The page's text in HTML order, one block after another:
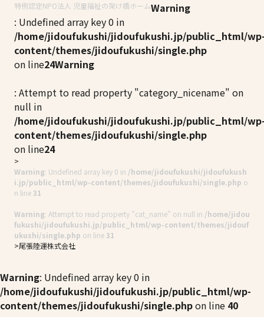
特例認定NPO法人 児童福祉の架け橋ホームWarning
: Undefined array key 0 in
/home/jidoufukushi/jidoufukushi.jp/public_html/
content/themes/jidoufukushi/single.php
on line24Warning
: Attempt to read property "category_nicename" on
null in
/home/jidoufukushi/jidoufukushi.jp/public_html/
content/themes/jidoufukushi/single.php
on line24
Warning: Undefined array key 0 in /home/jidoufukushi/jidoufukush
i.jp/public_html/wp-content/themes/jidoufukushi/single.php o
n line31
Warning: Attempt to read property "cat_name" on null in /home/jidou
fukushi/jidoufukushi.jp/public_html/wp-content/themes/jidouf
ukushi/single.php on line31
尾張陸運株式会社
Warning: Undefined array key 0 in
/home/jidoufukushi/jidoufukushi.jp/public_html/wp-
content/themes/jidoufukushi/single.phpon line 40